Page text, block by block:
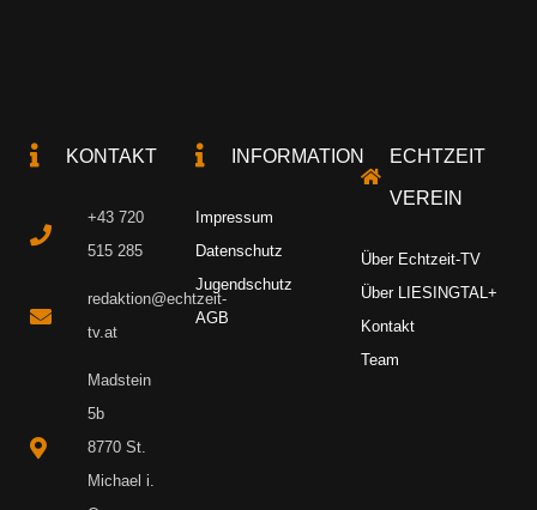
KONTAKT
+43 720
515 285
redaktion@echtzeit-
tv.at
Madstein
5b
8770 St.
Michael i.
INFORMATION
Impressum
Datenschutz
Jugendschutz
AGB
ECHTZEIT
VEREIN
Über Echtzeit-TV
Über LIESINGTAL+
Kontakt
Team